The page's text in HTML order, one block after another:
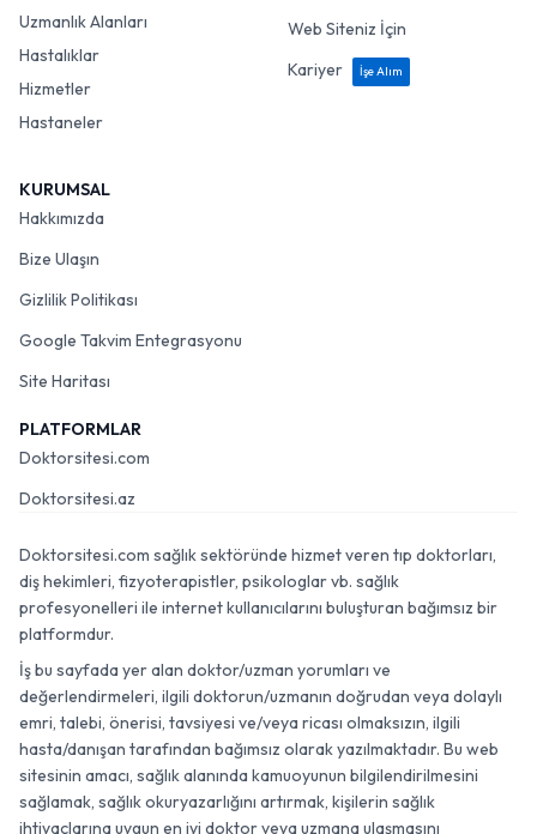
Uzmanlık Alanları
Hastalıklar
Hizmetler
Hastaneler
Web Siteniz İçin
Kariyer
İşe Alım
KURUMSAL
Hakkımızda
Bize Ulaşın
Gizlilik Politikası
Google Takvim Entegrasyonu
Site Haritası
PLATFORMLAR
Doktorsitesi.com
Doktorsitesi.az
Doktorsitesi.com sağlık sektöründe hizmet veren tıp doktorları,
diş hekimleri, fizyoterapistler, psikologlar vb. sağlık
profesyonelleri ile internet kullanıcılarını buluşturan bağımsız bir
platformdur.
İş bu sayfada yer alan doktor/uzman yorumları ve
değerlendirmeleri, ilgili doktorun/uzmanın doğrudan veya dolaylı
emri, talebi, önerisi, tavsiyesi ve/veya ricası olmaksızın, ilgili
hasta/danışan tarafından bağımsız olarak yazılmaktadır. Bu web
sitesinin amacı, sağlık alanında kamuoyunun bilgilendirilmesini
sağlamak, sağlık okuryazarlığını artırmak, kişilerin sağlık
ihtiyaçlarına uygun en iyi doktor veya uzmana ulaşmasını